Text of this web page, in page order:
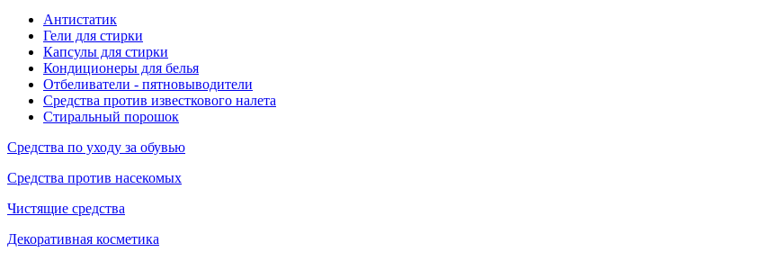
Антистатик
Гели для стирки
Капсулы для стирки
Кондиционеры для белья
Отбеливатели - пятновыводители
Средства против известкового налета
Стиральный порошок
Средства по уходу за обувью
Средства против насекомых
Чистящие средства
Декоративная косметика